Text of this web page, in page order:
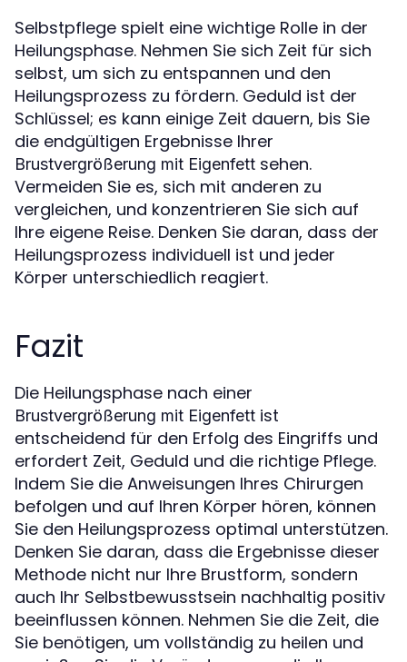
Selbstpflege spielt eine wichtige Rolle in der
Heilungsphase. Nehmen Sie sich Zeit für sich
selbst, um sich zu entspannen und den
Heilungsprozess zu fördern. Geduld ist der
Schlüssel; es kann einige Zeit dauern, bis Sie
die endgültigen Ergebnisse Ihrer
Brustvergrößerung mit Eigenfett sehen.
Vermeiden Sie es, sich mit anderen zu
vergleichen, und konzentrieren Sie sich auf
Ihre eigene Reise. Denken Sie daran, dass der
Heilungsprozess individuell ist und jeder
Körper unterschiedlich reagiert.
Fazit
Die Heilungsphase nach einer
Brustvergrößerung mit Eigenfett ist
entscheidend für den Erfolg des Eingriffs und
erfordert Zeit, Geduld und die richtige Pflege.
Indem Sie die Anweisungen Ihres Chirurgen
befolgen und auf Ihren Körper hören, können
Sie den Heilungsprozess optimal unterstützen.
Denken Sie daran, dass die Ergebnisse dieser
Methode nicht nur Ihre Brustform, sondern
auch Ihr Selbstbewusstsein nachhaltig positiv
beeinflussen können. Nehmen Sie die Zeit, die
Sie benötigen, um vollständig zu heilen und